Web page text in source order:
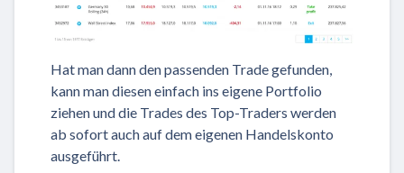
Hat man dann den passenden Trade gefunden,
kann man diesen einfach ins eigene Portfolio
ziehen und die Trades des Top-Traders werden
ab sofort auch auf dem eigenen Handelskonto
ausgeführt.